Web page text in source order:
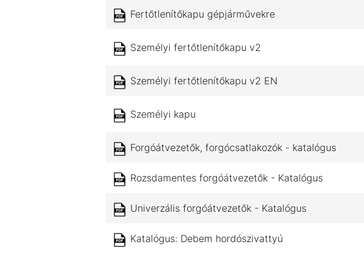
Fertőtlenítőkapu gépjárművekre
Személyi fertőtlenítőkapu v2
Személyi fertőtlenítőkapu v2 EN
Személyi kapu
Forgóátvezetők, forgócsatlakozók - katalógus
Rozsdamentes forgóátvezetők - Katalógus
Univerzális forgóátvezetők - Katalógus
Katalógus: Debem hordószivattyú